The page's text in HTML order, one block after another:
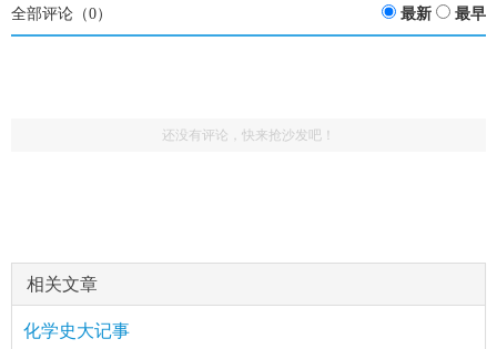
全部评论（0） 最新 最早
还没有评论，快来抢沙发吧！
相关文章
化学史大记事